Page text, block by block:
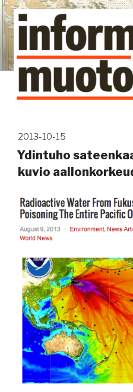
Siirry
sisältöön
Kuinka tieto tehdään näkyväksi
Avainsana:
Julkaistu
2013-10-15
Ydintuho
kuvio